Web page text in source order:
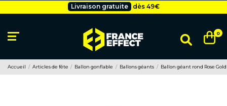
Livraison gratuite dès 49€
Livraison gratuite dès 49 0
Accueil Articles de fête Ballon gonflable Ballons géants Ballon géant rond Rose